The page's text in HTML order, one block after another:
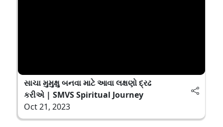
સાચા મુમુક્ષુ બનવા માટે આવા લક્ષણો દ્રઢ
કરીએ | SMVS Spiritual Journey
Oct 21, 2023